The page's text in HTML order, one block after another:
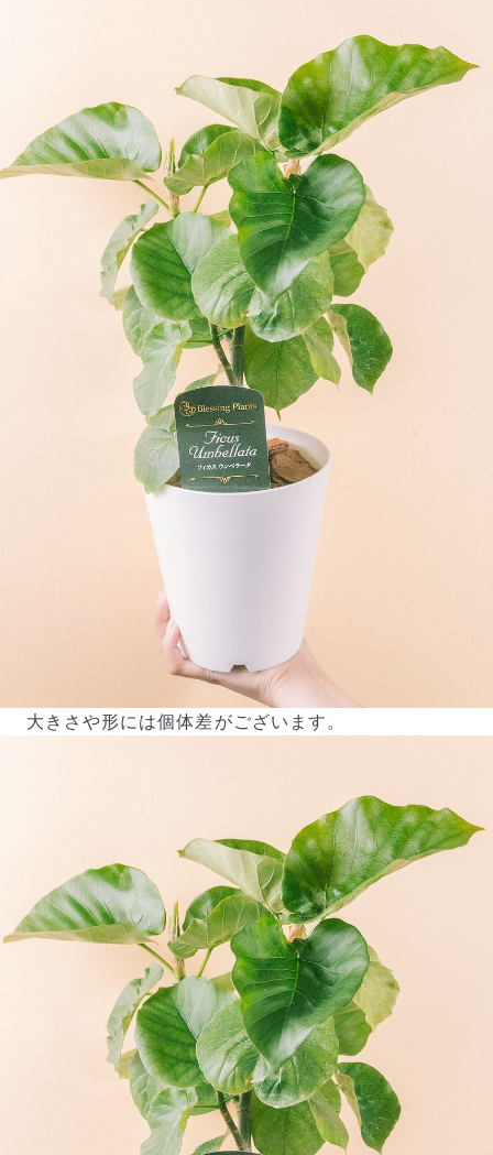
お花をベストなタイミングで発送しているため、お届け日の
指定はできません。受け取り時間帯は、発送後にクロネコヤ
マトのアプリから変更可能です。
Q. 注文後にキャンセルできますか？
ご注文後一定時間内であればキャンセル可能です。
大きさや形には個体差がございます。